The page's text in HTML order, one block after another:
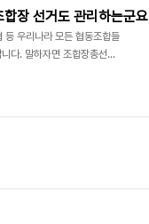
교해 무엇이 달라졌을까요?
반대로 퇴보한 점도 있을
원회야 모든 변화를 제도 개
테지만 실제 현장에서 유권
가 있지요. 아무튼 새로 도
보자란 사이에 여백이 없어
장 선거도 관리하는군요
등 우리나라 모든 협동조합들
다. 말하자면 조합장총선거
농촌에 사는 것도 아니고